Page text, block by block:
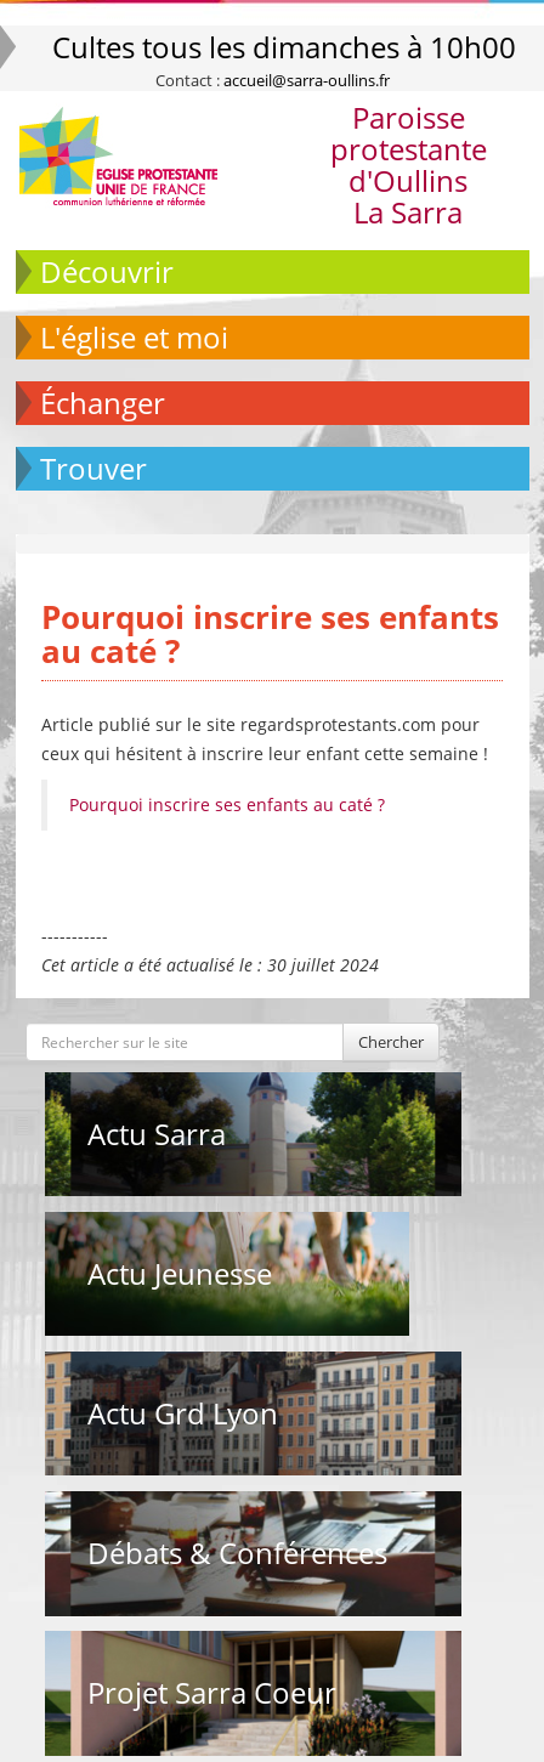
Cultes tous les dimanches à 10h00
Contact :accueil@sarra-oullins.fr
Paroisse
protestante
d'Oullins
La Sarra
Découvrir
L'église et moi
échanger
Trouver
Pourquoi inscrire ses enfants
au caté ?
Article publié sur le site regardsprotestants.com pour
ceux qui hésitent à inscrire leur enfant cette semaine !
Pourquoi inscrire ses enfants au caté ?
-----------
Cet article a été actualisé le : 30 juillet 2024
Chercher
Actu Sarra
Actu Jeunesse
Actu Grd Lyon
Débats & Conférences
Projet Sarra Coeur